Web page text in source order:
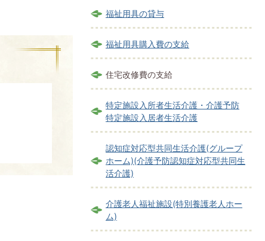
福祉用具の貸与
福祉用具購入費の支給
住宅改修費の支給
特定施設入所者生活介護・介護予防
特定施設入居者生活介護
認知症対応型共同生活介護(グループ
ホーム)(介護予防認知症対応型共同生
活介護)
介護老人福祉施設(特別養護老人ホー
ム)